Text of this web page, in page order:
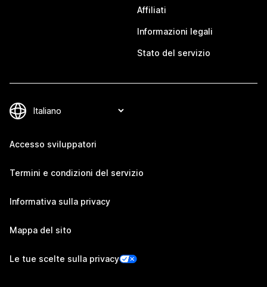
Affiliati
Informazioni legali
Stato del servizio
Accesso sviluppatori
Termini e condizioni del servizio
Informativa sulla privacy
Mappa del sito
Le tue scelte sulla privacy